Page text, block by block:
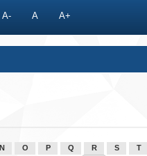
A- A A+
N O P Q R S T